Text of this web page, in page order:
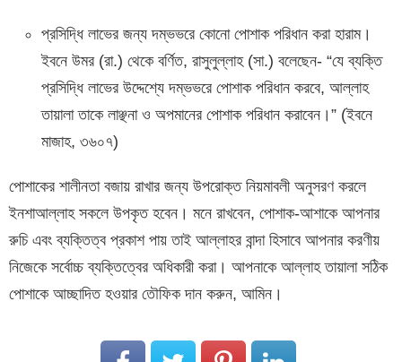
প্রসিদ্ধি লাভের জন্য দম্ভভরে কোনো পোশাক পরিধান করা হারাম।
ইবনে উমর (রা.) থেকে বর্ণিত, রাসুলুল্লাহ (সা.) বলেছেন- “যে ব্যক্তি
প্রসিদ্ধি লাভের উদ্দেশ্যে দম্ভভরে পোশাক পরিধান করবে, আল্লাহ
তায়ালা তাকে লাঞ্ছনা ও অপমানের পোশাক পরিধান করাবেন।” (ইবনে
মাজাহ, ৩৬০৭)
পোশাকের শালীনতা বজায় রাখার জন্য উপরোক্ত নিয়মাবলী অনুসরণ করলে
ইনশাআল্লাহ সকলে উপকৃত হবেন। মনে রাখবেন, পোশাক-আশাকে আপনার
রুচি এবং ব্যক্তিত্ব প্রকাশ পায় তাই আল্লাহর বান্দা হিসাবে আপনার করণীয়
নিজেকে সর্বোচ্চ ব্যক্তিত্বের অধিকারী করা। আপনাকে আল্লাহ তায়ালা সঠিক
পোশাকে আচ্ছাদিত হওয়ার তৌফিক দান করুন, আমিন।